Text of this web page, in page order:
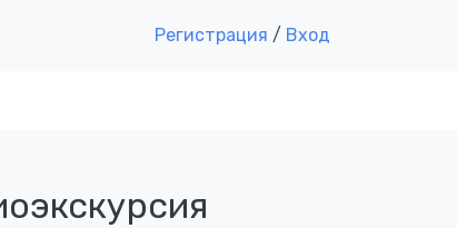
Регистрация / Вход